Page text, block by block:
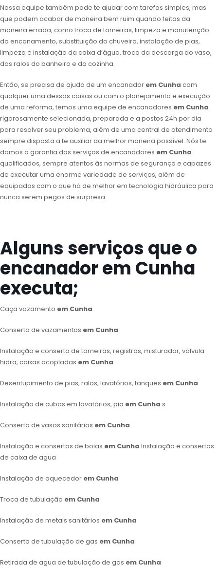
Nossa equipe também pode te ajudar com tarefas simples, mas
que podem acabar de maneira bem ruim quando feitas da
maneira errada, como troca de torneiras, limpeza e manutenção
do encanamento, substituição do chuveiro, instalação de pias,
limpeza e instalação da caixa d’água, troca da descarga do vaso,
dos ralos do banheiro e da cozinha.
Então, se precisa de ajuda de um encanador em Cunha com
qualquer uma dessas coisas ou com o planejamento e execução
de uma reforma, temos uma equipe de encanadores em Cunha
rigorosamente selecionada, preparada e a postos 24h por dia
para resolver seu problema, além de uma central de atendimento
sempre disposta a te auxiliar da melhor maneira possível. Nós te
damos a garantia dos serviços de encanadores em Cunha
qualificados, sempre atentos às normas de segurança e capazes
de executar uma enorme variedade de serviços, além de
equipados com o que há de melhor em tecnologia hidráulica para
nunca serem pegos de surpresa.
Alguns serviços que o
encanador em Cunha
executa;
Caça vazamento em Cunha
Conserto de vazamentos em Cunha
Instalação e conserto de torneiras, registros, misturador, válvula
hidra, caixas acopladas em Cunha
Desentupimento de pias, ralos, lavatórios, tanques em Cunha
Instalação de cubas em lavatórios, pia em Cunha s
Conserto de vasos sanitários em Cunha
Instalação e consertos de boias em Cunha Instalação e consertos
de caixa de agua
Instalação de aquecedor em Cunha
Troca de tubulação em Cunha
Instalação de metais sanitários em Cunha
Conserto de tubulação de gas em Cunha
Retirada de agua de tubulação de gas em Cunha